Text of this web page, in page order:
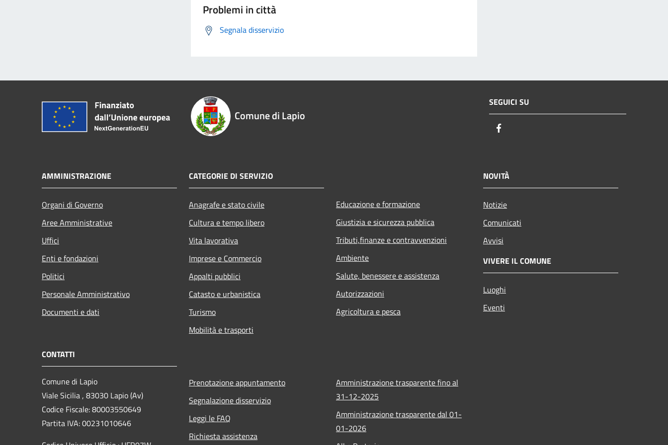
Problemi in città
Segnala disservizio
Comune di Lapio
SEGUICI SU
AMMINISTRAZIONE
Organi di Governo
Aree Amministrative
Uffici
Enti e fondazioni
Politici
Personale Amministrativo
Documenti e dati
CATEGORIE DI SERVIZIO
Anagrafe e stato civile
Cultura e tempo libero
Vita lavorativa
Imprese e Commercio
Appalti pubblici
Catasto e urbanistica
Turismo
Mobilità e trasporti
Educazione e formazione
Giustizia e sicurezza pubblica
Tributi,finanze e contravvenzioni
Ambiente
Salute, benessere e assistenza
Autorizzazioni
Agricoltura e pesca
NOVITÀ
Notizie
Comunicati
Avvisi
VIVERE IL COMUNE
Luoghi
Eventi
CONTATTI
Comune di Lapio
Viale Sicilia , 83030 Lapio (Av)
Codice Fiscale: 80003550649
Partita IVA: 00231010646
Prenotazione appuntamento
Segnalazione disservizio
Leggi le FAQ
Richiesta assistenza
Amministrazione trasparente fino al
31-12-2025
Amministrazione trasparente dal 01-
01-2026